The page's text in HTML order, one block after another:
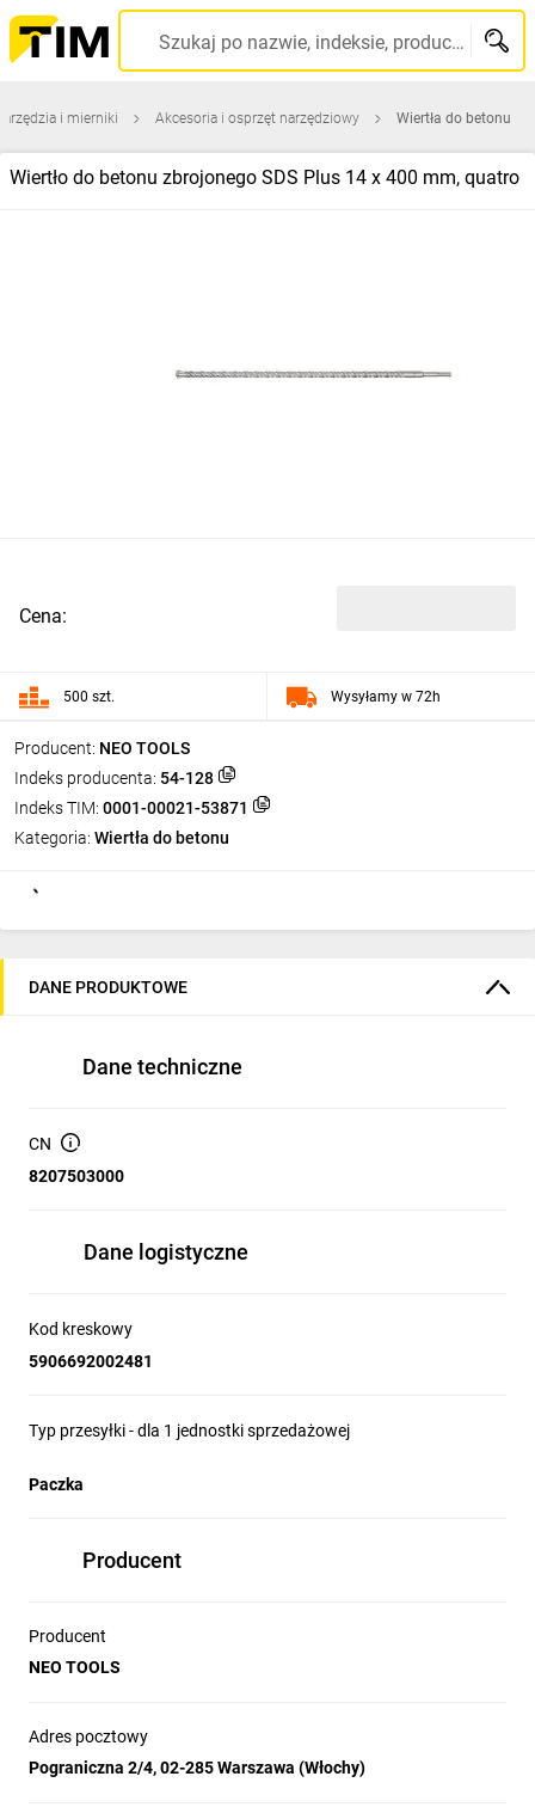
Szukaj po nazwie, indeksie, producencie, kodzie kreskowym...
i mierniki Akcesoria i osprzęt narzędziowy Wiertła do betonu
Wiertło do betonu zbrojonego SDS Plus 14 x 400 mm, quatro
Producent: NEO TOOLS
Indeks producenta: 54-128
Indeks TIM: 0001-00021-53871
Kategoria: Wiertła do betonu
Cena:
500 szt. Wysyłamy w 72h
DANE PRODUKTOWE
Dane techniczne
CN
8207503000
Dane logistyczne
Kod kreskowy
5906692002481
Typ przesyłki - dla 1 jednostki sprzedażowej
Paczka
Producent
Producent
NEO TOOLS
Adres pocztowy
Pograniczna 2/4, 02-285 Warszawa (Włochy)